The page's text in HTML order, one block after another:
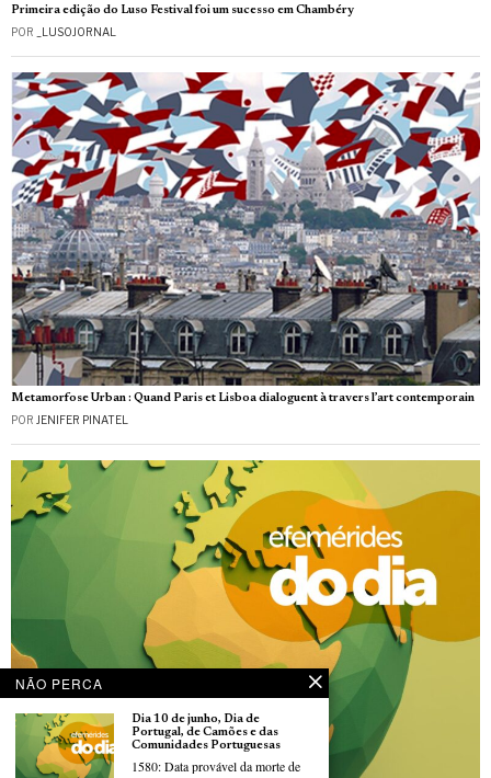
Primeira edição do Luso Festival foi um sucesso em Chambéry
POR _LUSOJORNAL
Metamorfose Urban : Quand Paris et Lisboa dialoguent à travers l’art contemporain
POR JENIFER PINATEL
NÃO PERCA
Dia 10 de junho, Dia de
Portugal, de Camões e das
Comunidades Portuguesas
1580: Data provável da morte de